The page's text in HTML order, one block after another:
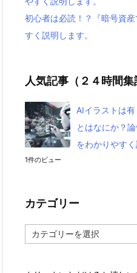
初心者は必読！？『暗号資
すく説明します。
人気記事（２４時間集
AIイラストは
とはなにか？
をわかりやすく
1件のビュー
カテゴリー
テ